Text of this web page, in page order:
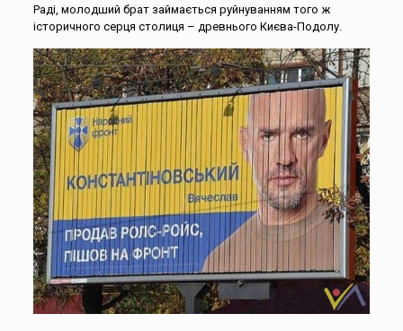
Раді, молодший брат займається руйнуванням того ж
історичного серця столиця – древнього Києва-Подолу.